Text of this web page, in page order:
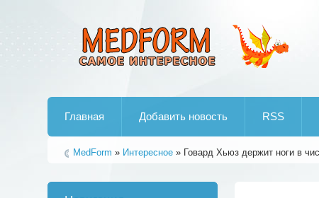
Главная Добавить новость RSS
MedForm » Интересное » Говард Хьюз держит ноги в